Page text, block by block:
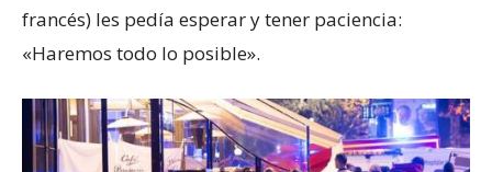
francés) les pedía esperar y tener paciencia:
«Haremos todo lo posible».